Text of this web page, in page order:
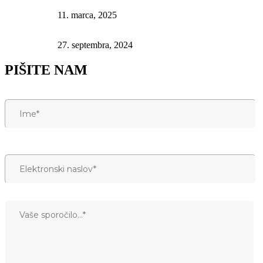
11. marca, 2025
27. septembra, 2024
PIŠITE NAM